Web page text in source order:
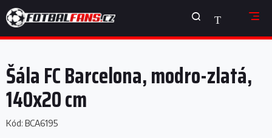
na
obsah
NÁKUPNÍ
KOŠÍK
Šála FC Barcelona, modro-zlatá,
140x20 cm
Kód: BCA6195